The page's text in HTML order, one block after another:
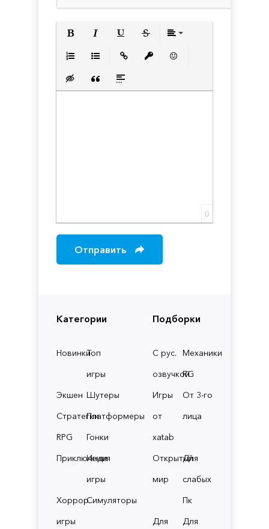
Категории
НовинкиТоп
игры
Экшен Шутеры
СтратегииПлатформеры
RPG
Гонки
Приключения
Инди
игры
Хоррор
игры
Симуляторы
Подборки
С рус.
озвучкой
Механики
RG
Игры
от
xatab
От 3-го
лица
Открытый
мир
Для
слабых
Пк
Для
Для
Вставка скрытого текста
Вставка цитаты
Вставка спойлера
0
Отправить